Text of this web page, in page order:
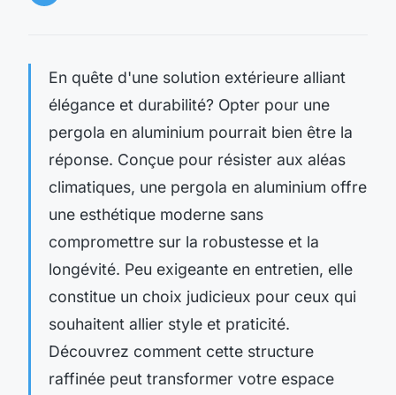
En quête d'une solution extérieure alliant
élégance et durabilité? Opter pour une
pergola en aluminium pourrait bien être la
réponse. Conçue pour résister aux aléas
climatiques, une pergola en aluminium offre
une esthétique moderne sans
compromettre sur la robustesse et la
longévité. Peu exigeante en entretien, elle
constitue un choix judicieux pour ceux qui
souhaitent allier style et praticité.
Découvrez comment cette structure
raffinée peut transformer votre espace